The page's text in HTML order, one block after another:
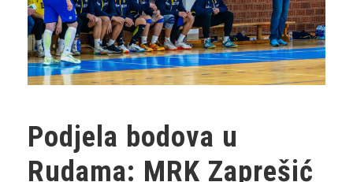
Podjela bodova u
Rudama: MRK Zaprešić